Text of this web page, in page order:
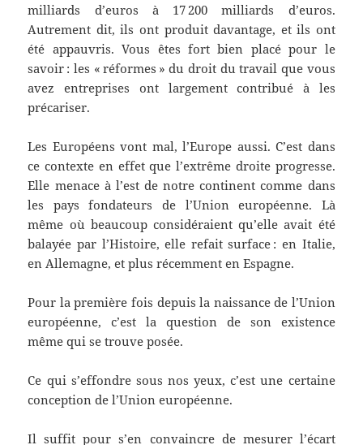
milliards d’euros à 17 200 milliards d’euros.
Autrement dit, ils ont produit davantage, et ils ont
été appauvris. Vous êtes fort bien placé pour le
savoir : les « réformes » du droit du travail que vous
avez entreprises ont largement contribué à les
précariser.
Les Européens vont mal, l’Europe aussi. C’est dans
ce contexte en effet que l’extrême droite progresse.
Elle menace à l’est de notre continent comme dans
les pays fondateurs de l’Union européenne. Là
même où beaucoup considéraient qu’elle avait été
balayée par l’Histoire, elle refait surface : en Italie,
en Allemagne, et plus récemment en Espagne.
Pour la première fois depuis la naissance de l’Union
européenne, c’est la question de son existence
même qui se trouve posée.
Ce qui s’effondre sous nos yeux, c’est une certaine
conception de l’Union européenne.
Il suffit pour s’en convaincre de mesurer l’écart